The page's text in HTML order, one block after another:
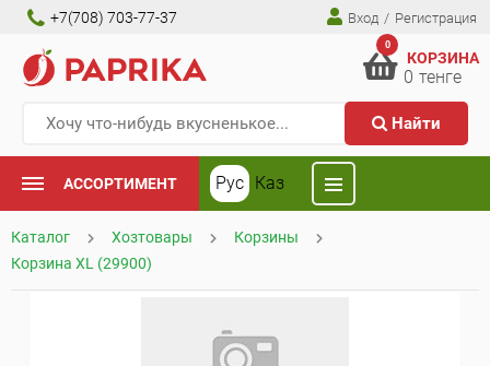
+7(708) 703-77-37 Вход / Регистрация
Найти
0
КОРЗИНА
0 тенге
АССОРТИМЕНТ Рус Каз
Каталог Хозтовары
Корзины
Корзина XL (29900)